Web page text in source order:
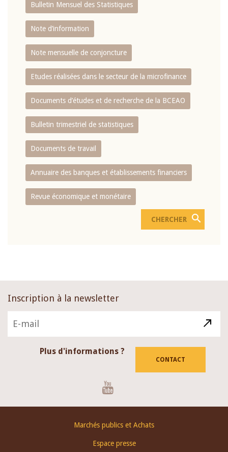
Bulletin Mensuel des Statistiques
Note d’information
Note mensuelle de conjoncture
Etudes réalisées dans le secteur de la microfinance
Documents d’études et de recherche de la BCEAO
Bulletin trimestriel de statistiques
Documents de travail
Annuaire des banques et établissements financiers
Revue économique et monétaire
Inscription à la newsletter
Plus d'informations ?
CONTACT
Marchés publics et Achats
Espace presse